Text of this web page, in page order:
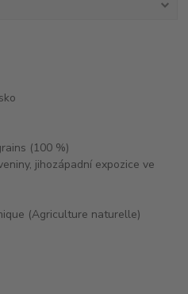
(100 %)
jihozápadní expozice ve
(Agriculture naturelle)